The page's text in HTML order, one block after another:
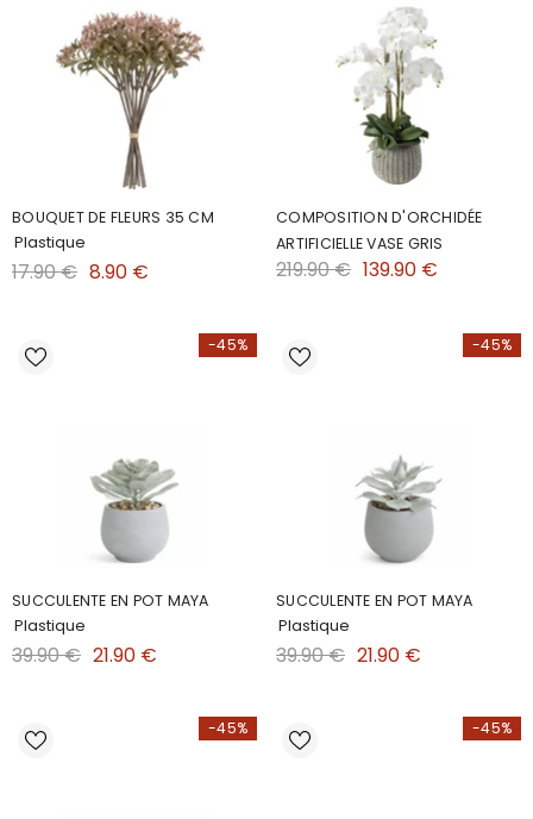
BOUQUET DE FLEURS 35 CM
Plastique
17.90 € 8.90 €
COMPOSITION D'ORCHIDÉE
ARTIFICIELLE VASE GRIS
219.90 € 139.90 €
-45%
SUCCULENTE EN POT MAYA
Plastique
39.90 € 21.90 €
-45%
SUCCULENTE EN POT MAYA
Plastique
39.90 € 21.90 €
-45% -45%